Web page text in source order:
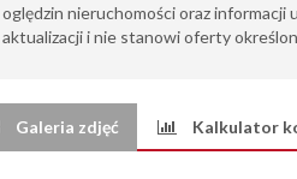
oględzin nieruchomości oraz informacji
aktualizacji i nie stanowi oferty
Galeria zdjęć Kalkulator